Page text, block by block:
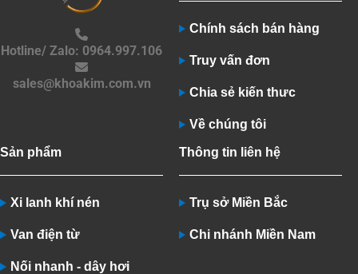
Hotline/ Zalo: 0964.997.106
sales@khoakim.com.vn
Chính sách bán hàng
Truy vấn đơn
Chia sẻ kiến thưc
Về chúng tôi
Sản phẩm
Xi lanh khí nén
Van điện từ
Nối nhanh - dây hơi
Thông tin liên hệ
Trụ sở Miền Bắc
Chi nhánh Miền Nam